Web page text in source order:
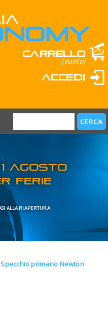
Carrello
(vuoto)
Accedi
Specchio primario Newton